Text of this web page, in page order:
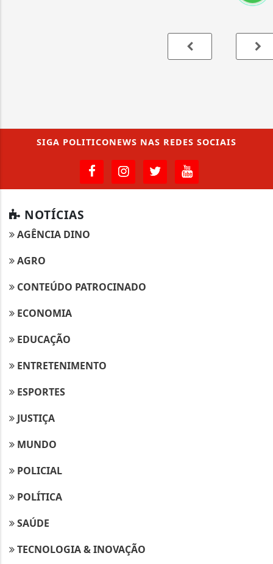
SIGA POLITICONEWS NAS REDES SOCIAIS
NOTÍCIAS
AGÊNCIA DINO
AGRO
CONTEÚDO PATROCINADO
ECONOMIA
EDUCAÇÃO
ENTRETENIMENTO
ESPORTES
JUSTIÇA
MUNDO
POLICIAL
POLÍTICA
SAÚDE
TECNOLOGIA & INOVAÇÃO